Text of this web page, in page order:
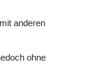
anderen
ohne